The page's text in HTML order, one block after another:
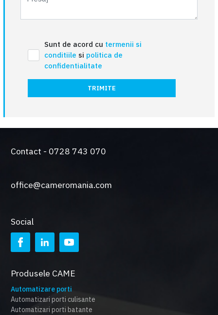
Sunt de acord cu termenii si
conditiile si politica de
confidentialitate
TRIMITE
Contact - 0728 743 070
office@cameromania.com
Social
Produsele CAME
Automatizare porti
Automatizari porti culisante
Automatizari porti batante